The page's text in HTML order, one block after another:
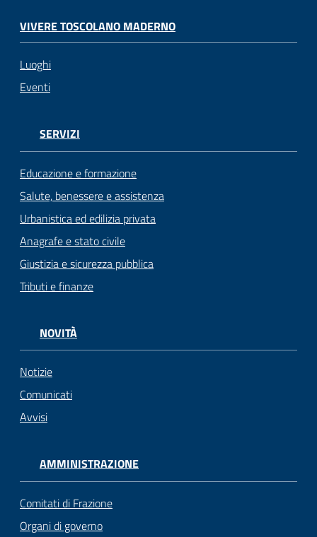
VIVERE TOSCOLANO MADERNO
Luoghi
Eventi
SERVIZI
Educazione e formazione
Salute, benessere e assistenza
Urbanistica ed edilizia privata
Anagrafe e stato civile
Giustizia e sicurezza pubblica
Tributi e finanze
NOVITÀ
Notizie
Comunicati
Avvisi
AMMINISTRAZIONE
Comitati di Frazione
Organi di governo